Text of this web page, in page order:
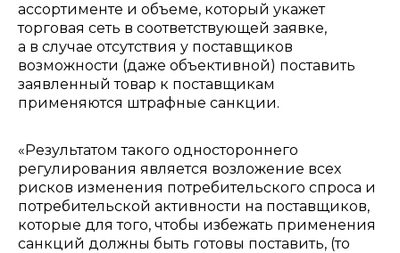
ассортименте и объеме, который укажет
торговая сеть в соответствующей заявке,
а в случае отсутствия у поставщиков
возможности (даже объективной) поставить
заявленный товар к поставщикам
применяются штрафные санкции.
«Результатом такого одностороннего
регулирования является возложение всех
рисков изменения потребительского спроса и
потребительской активности на поставщиков,
которые для того, чтобы избежать применения
санкций должны быть готовы поставить, (то